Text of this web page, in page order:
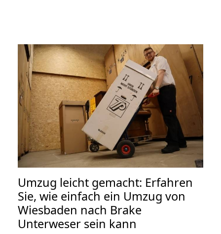
Umzug leicht gemacht: Erfahren
Sie, wie einfach ein Umzug von
Wiesbaden nach Brake
Unterweser sein kann